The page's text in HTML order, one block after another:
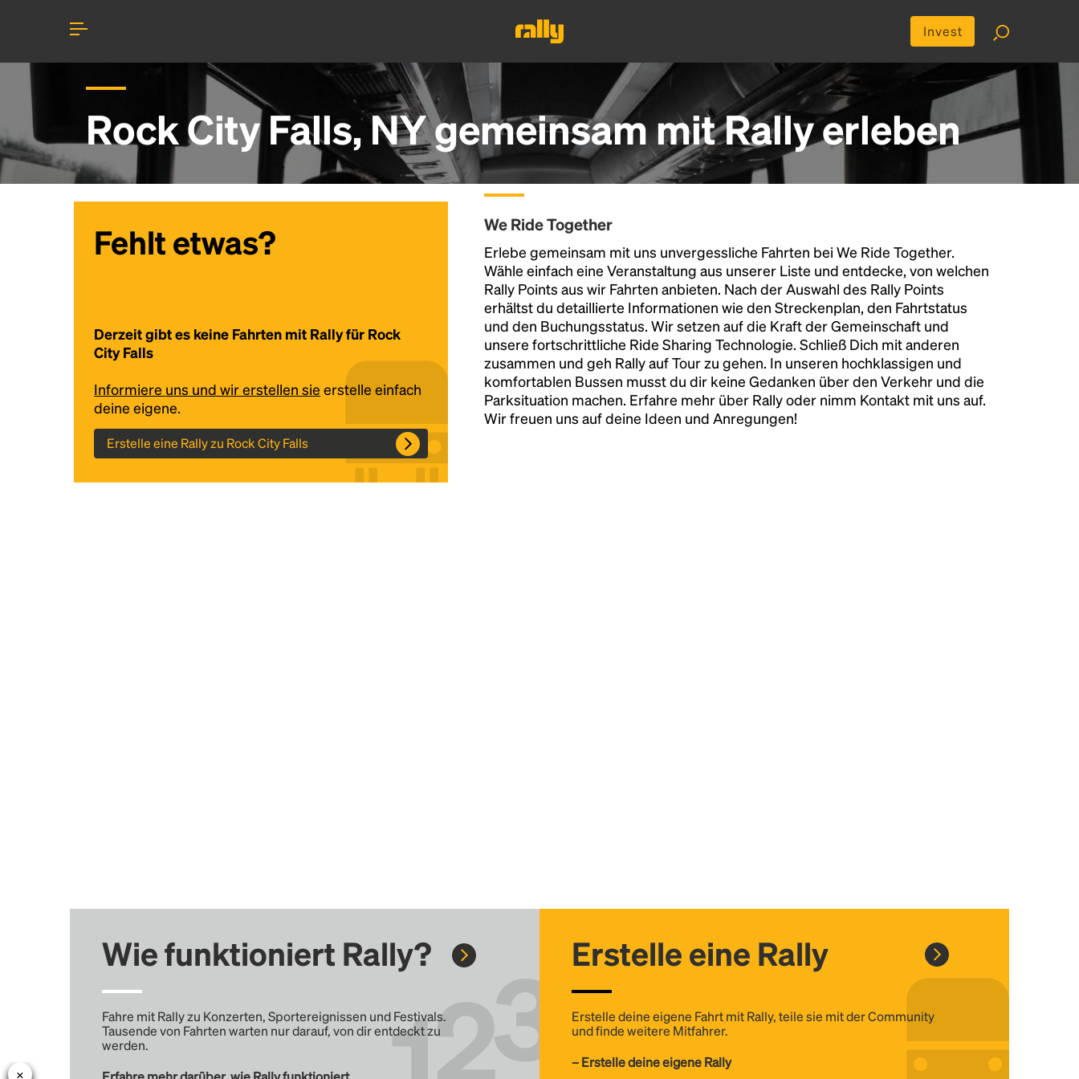
Invest
Rock City Falls, NY gemeinsam mit Rally erleben
Fehlt etwas?
Derzeit gibt es keine Fahrten mit Rally für Rock
City Falls
Informiere uns und wir erstellen sie erstelle einfach
deine eigene.
Erstelle eine Rally zu Rock City Falls
We Ride Together
Erlebe gemeinsam mit uns unvergessliche Fahrten bei We Ride Together.
Wähle einfach eine Veranstaltung aus unserer Liste und entdecke, von welchen
Rally Points aus wir Fahrten anbieten. Nach der Auswahl des Rally Points
erhältst du detaillierte Informationen wie den Streckenplan, den Fahrtstatus
und den Buchungsstatus. Wir setzen auf die Kraft der Gemeinschaft und
unsere fortschrittliche Ride Sharing Technologie. Schließ Dich mit anderen
zusammen und geh Rally auf Tour zu gehen. In unseren hochklassigen und
komfortablen Bussen musst du dir keine Gedanken über den Verkehr und die
Parksituation machen. Erfahre mehr über Rally oder nimm Kontakt mit uns auf.
Wir freuen uns auf deine Ideen und Anregungen!
Wie funktioniert Rally?
Fahre mit Rally zu Konzerten, Sportereignissen und Festivals.
Tausende von Fahrten warten nur darauf, von dir entdeckt zu
werden.
Erstelle eine Rally
Erstelle deine eigene Fahrt mit Rally, teile sie mit der Community
und finde weitere Mitfahrer.
– Erstelle deine eigene Rally
Headline
Lorem Ipsum is simply dummy text of the
printing and typesetting industry.